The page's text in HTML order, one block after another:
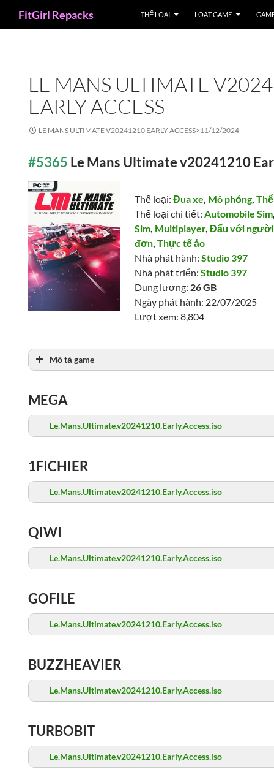
FitGirl Repacks THỂ LOẠI LOẠT GAME
LE MANS ULTIMATE
EARLY ACCESS
LE MANS ULTIMATE V20241210 EARLY ACCESS>11/12/2024
#5365 Le Mans Ultimate v20241210
Thể loại:Đua xe, Mô phỏng,
Thể loại chi tiết:Automobile Sim
Sim, Multiplayer,Đấu với
đơn,Thực tế ảo
Nhà phát hành:Studio 397
Nhà phát triển:Studio 397
Dung lượng: 26 GB
Ngày phát hành: 22/07/2025
Lượt xem: 8,804
Mô tả game
MEGA
Le.Mans.Ultimate.v20241210.Early.Access.iso
1FICHIER
Le.Mans.Ultimate.v20241210.Early.Access.iso
QIWI
Le.Mans.Ultimate.v20241210.Early.Access.iso
GOFILE
Le.Mans.Ultimate.v20241210.Early.Access.iso
BUZZHEAVIER
Le.Mans.Ultimate.v20241210.Early.Access.iso
TURBOBIT
Le.Mans.Ultimate.v20241210.Early.Access.iso